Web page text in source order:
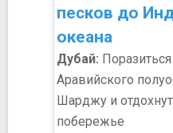
песков до
океана
Дубай:
Аравийского
Шарджу и
побережье